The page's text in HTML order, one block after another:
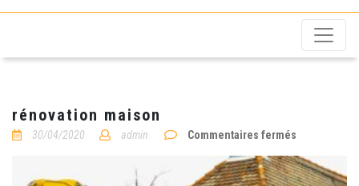
rénovation maison
30/04/2020 admin Commentaires fermés
maison